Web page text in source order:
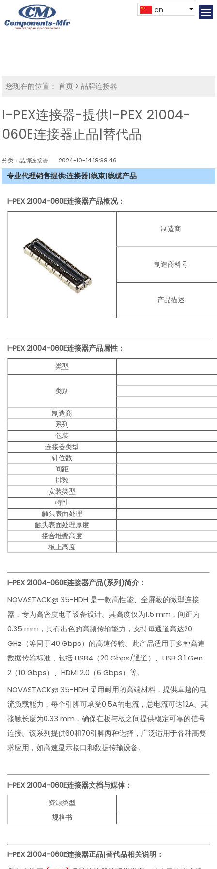
cn
您现在的位置： 首页 >品牌连接器
I-PEX连接器-提供I-PEX 21004-
060E连接器正品|替代品
分类：品牌连接器 2024-10-14 18:38:46
专业代理销售提供:连接器|线束|线缆产品
I-PEX 21004-060E连接器产品概况：
制造商
制造商料号
产品描述
I-PEX21004-060E连接器产品属性：
类型
类别
制造商
系列
包装
连接器类型
针位数
间距
排数
安装类型
特性
触头表面处理
触头表面处理厚度
接合堆叠高度
板上高度
I-PEX21004-060E连接器产品(系列)简介：
NOVASTACK@ 35-HDH 是一款高性能、全屏蔽的微型连接
器，专为高密度电子设备设计。其高度仅为1.5 mm，间距为
0.35 mm，具有出色的高频传输能力，支持每通道高达20
GHz（等同于40 Gbps）的高速传输。此产品适用于多种高速
数据传输标准，包括 USB4（20 Gbps/通道）、USB 3.1 Gen
2（10 Gbps）、HDMI 2.0（6 Gbps）等。
NOVASTACK@ 35-HDH 采用耐用的高端材料，提供卓越的电
流负载能力，每个引脚可承受0.5A的电流，总电流可达12A。其
接触长度为0.33 mm，确保在板与板之间提供稳定可靠的信号
连接。该系列提供60和70引脚两种选择，广泛适用于各种高要
求应用，如高速显示接口和数据传输设备。
I-PEX21004-060E连接器文档与媒体：
资源类型
规格书
I-PEX21004-060E连接器正品|替代品相关说明：